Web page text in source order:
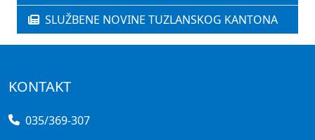
SLUŽBENE NOVINE TUZLANSKOG KANTONA
KONTAKT
035/369-307